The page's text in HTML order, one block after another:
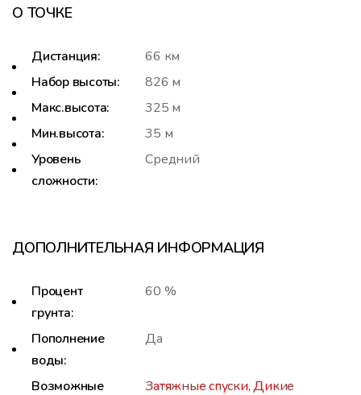
О ТОЧКЕ
Дистанция:
66 км
Набор высоты:
826 м
Макс.высота:
325 м
Мин.высота:
35 м
Уровень
сложности:
Средний
ДОПОЛНИТЕЛЬНАЯ ИНФОРМАЦИЯ
Процент
грунта:
60 %
Пополнение
воды:
Да
Возможные
Затяжные спуски, Дикие